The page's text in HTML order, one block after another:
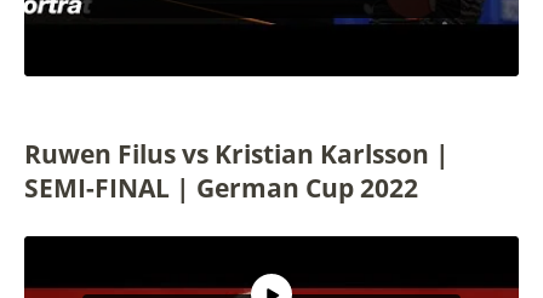
Ruwen Filus vs Kristian Karlsson |
SEMI-FINAL | German Cup 2022